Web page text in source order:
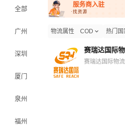
全部
广州
深圳
厦门
泉州
福州
服务商入驻
·找资源
物流属性 COD 热门国
赛瑞达国际
赛瑞达国际物